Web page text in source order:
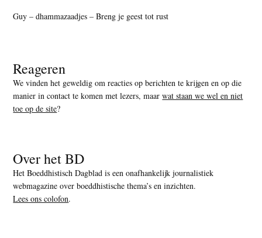
Guy – dhammazaadjes – Breng je geest tot rust
Reageren
We vinden het geweldig om reacties op berichten te krijgen en op die
manier in contact te komen met lezers, maarwat staan we wel en niet
toe op de site?
Over het BD
Het Boeddhistisch Dagblad is een onafhankelijk journalistiek
webmagazine over boeddhistische thema’s en inzichten.
Lees ons colofon.